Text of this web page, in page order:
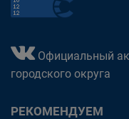
Официальный
городского округа
РЕКОМЕНДУЕМ